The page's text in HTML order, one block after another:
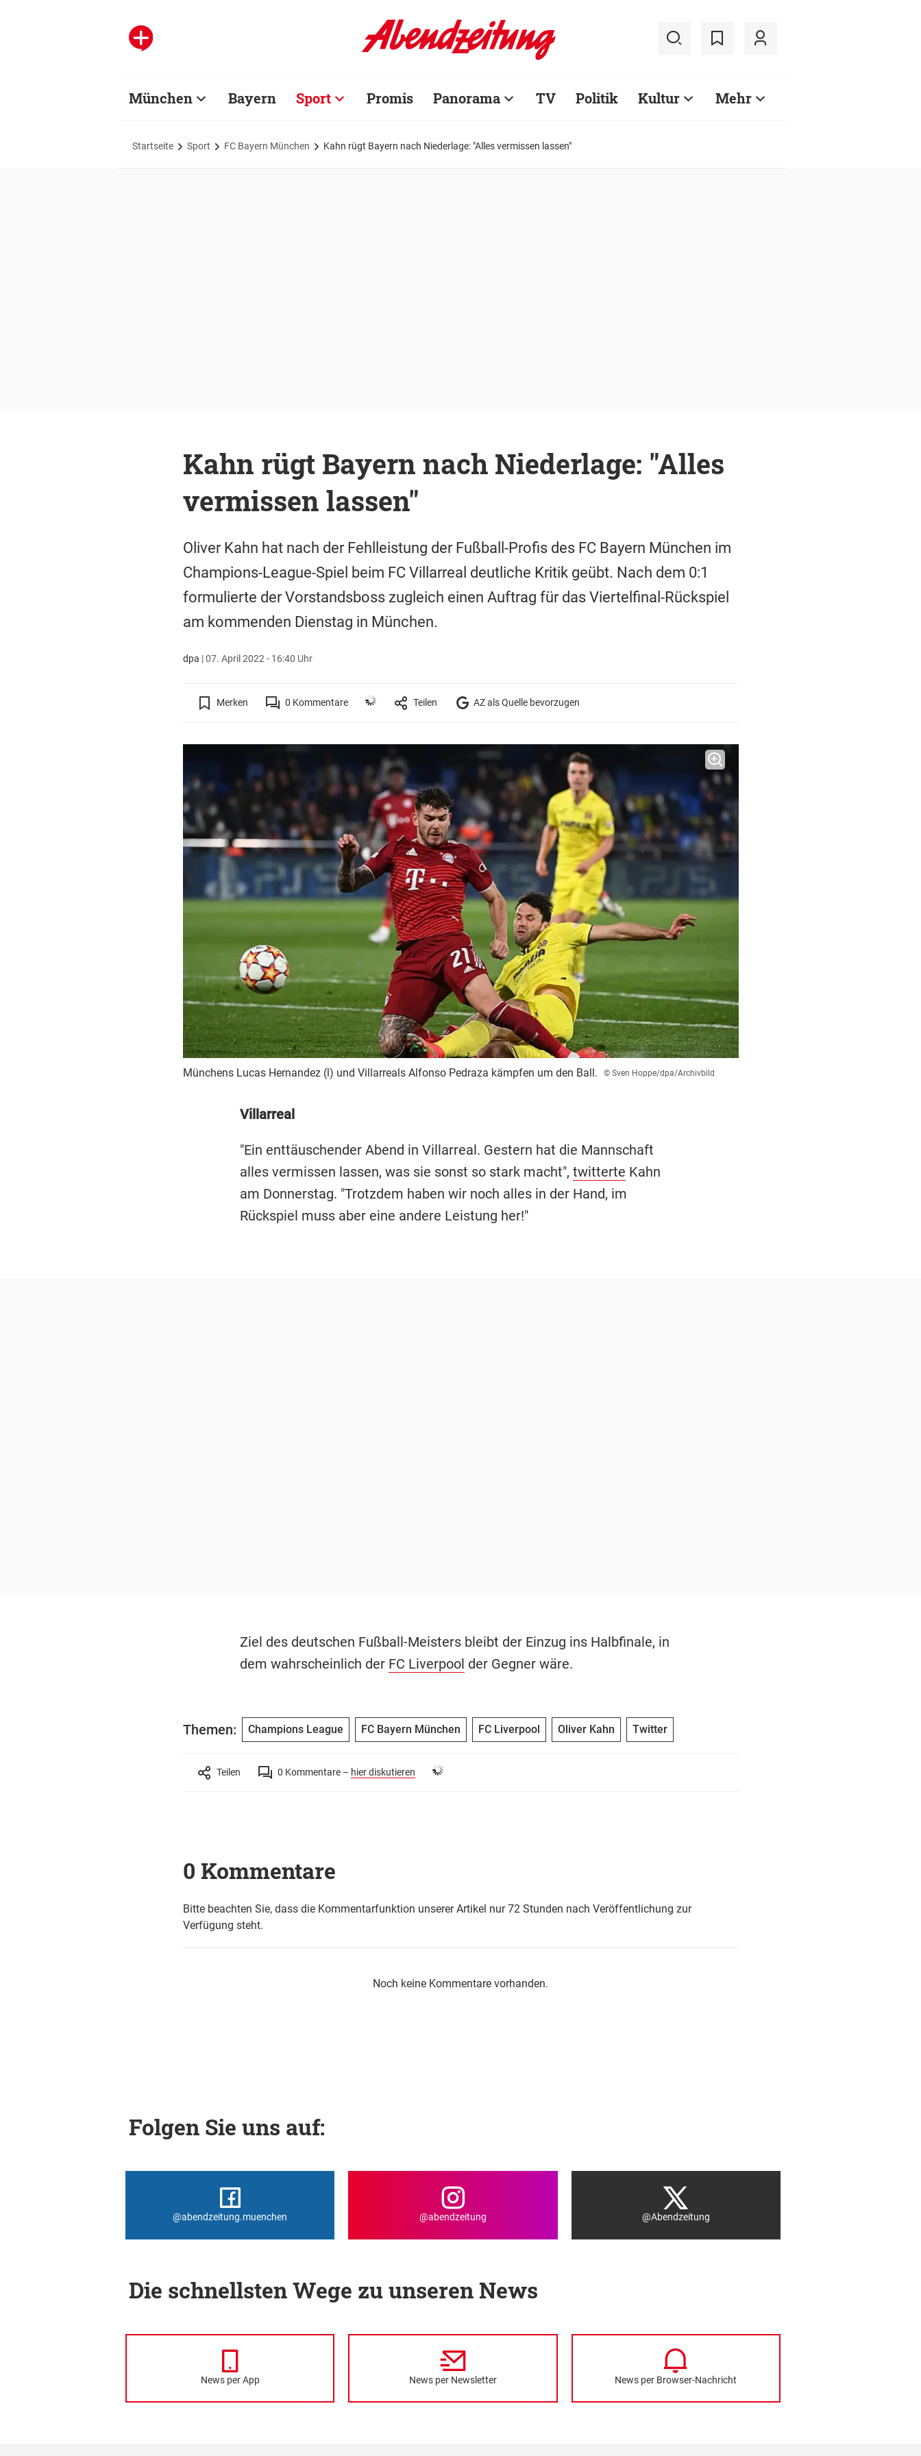
München Bayern Sport Promis Panorama TV Politik Kultur Mehr
Startseite Sport FC Bayern München Kahn rügt Bayern nach Niederlage: "Alles vermissen lassen"
Kahn rügt Bayern nach Niederlage: "Alles
vermissen lassen"
Oliver Kahn hat nach der Fehlleistung der Fußball-Profis des FC Bayern München im
Champions-League-Spiel beim FC Villarreal deutliche Kritik geübt. Nach dem 0:1
formulierte der Vorstandsboss zugleich einen Auftrag für das Viertelfinal-Rückspiel
am kommenden Dienstag in München.
dpa |07. April 2022 - 16:40 Uhr
Merken 0 Kommentare Teilen AZ als Quelle bevorzugen
Münchens Lucas Hernandez (l) und Villarreals Alfonso Pedraza kämpfen um den Ball. © Sven Hoppe/dpa/Archivbild
Villarreal
"Ein enttäuschender Abend in Villarreal. Gestern hat die Mannschaft
alles vermissen lassen, was sie sonst so stark macht", twitterte Kahn
am Donnerstag. "Trotzdem haben wir noch alles in der Hand, im
Rückspiel muss aber eine andere Leistung her!"
Ziel des deutschen Fußball-Meisters bleibt der Einzug ins Halbfinale, in
dem wahrscheinlich der FC Liverpool der Gegner wäre.
Themen: Champions League FC Bayern München FC Liverpool Oliver Kahn Twitter
Teilen 0 Kommentare – hier diskutieren
0 Kommentare
Bitte beachten Sie, dass die Kommentarfunktion unserer Artikel nur 72 Stunden nach Veröffentlichung zur
Verfügung steht.
Noch keine Kommentare vorhanden.
Folgen Sie uns auf:
@abendzeitung.muenchen @abendzeitung @Abendzeitung
Die schnellsten Wege zu unseren News
News per App News per Newsletter News per Browser-Nachricht